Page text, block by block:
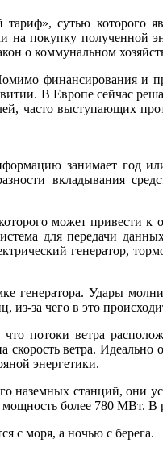
тариф», сутью которого
на покупку полученной
о коммунальном
финансирования и
В Европе сейчас
часто выступающих
занимает год
вкладывания
может привести
для передачи
генератор,
генератора. Удары
из-за чего в это
потоки ветра
ветра. Идеально
энергетики.
станций, они
более 780 МВт. В
с моря, а ночью с берега.